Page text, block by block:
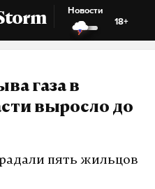
Новости
18+
газа в
выросло до
пять жильцов